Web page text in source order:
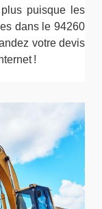
puisque les
dans le 94260
votre devis
!